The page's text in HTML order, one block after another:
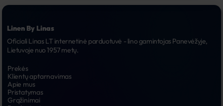
Linen By Linas
Oficiali Linas LT internetinė parduotuvė - lino gamintojas Panevėžyje,
Lietuvoje nuo 1957 metų.
Prekės
Klientų aptarnavimas
Apie mus
Pristatymas
Grąžinimai